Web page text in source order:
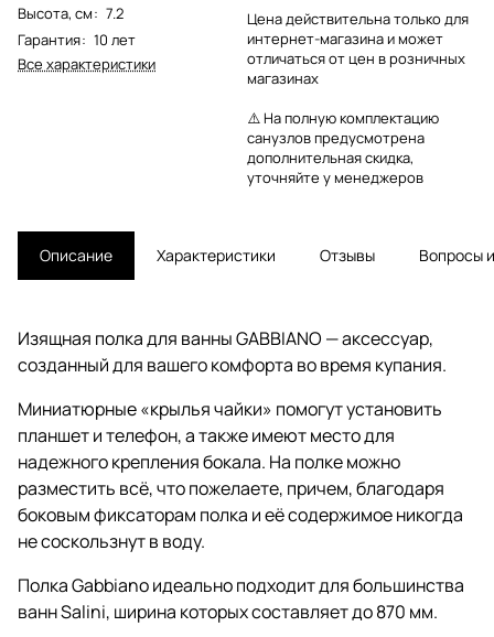
Высота, см: 7.2
Гарантия: 10 лет
Все характеристики
Цена действительна только для
интернет-магазина и может
отличаться от цен в розничных
магазинах
⚠️ На полную комплектацию
санузлов предусмотрена
дополнительная скидка,
уточняйте у менеджеров
Описание Характеристики Отзывы Вопросы
Изящная полка для ванны GABBIANO — аксессуар,
созданный для вашего комфорта во время купания.
Миниатюрные «крылья чайки» помогут установить
планшет и телефон, а также имеют место для
надежного крепления бокала. На полке можно
разместить всё, что пожелаете, причем, благодаря
боковым фиксаторам полка и её содержимое никогда
не соскользнут в воду.
Полка Gabbiano идеально подходит для большинства
ванн Salini, ширина которых составляет до 870 мм.